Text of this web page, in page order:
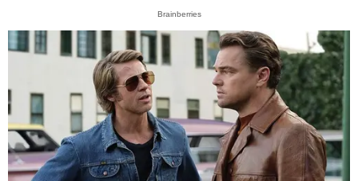
Brainberries